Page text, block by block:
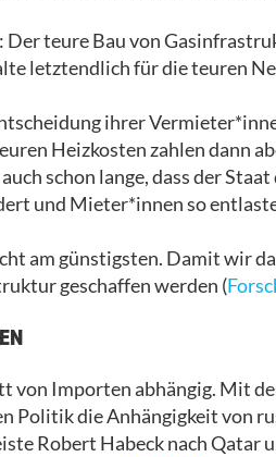
Der teure Bau von
letztendlich für die teuren
ihrer
Heizkosten zahlen dann
schon lange, dass der Staat
und Mieter*innen so
am günstigsten. Damit wir
geschaffen werden (
von Importen abhängig. Mit
Politik die Anhängigkeit von
Robert Habeck nach Qatar